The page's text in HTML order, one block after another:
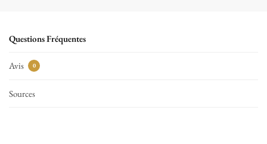
Questions Fréquentes
Avis 0
Sources